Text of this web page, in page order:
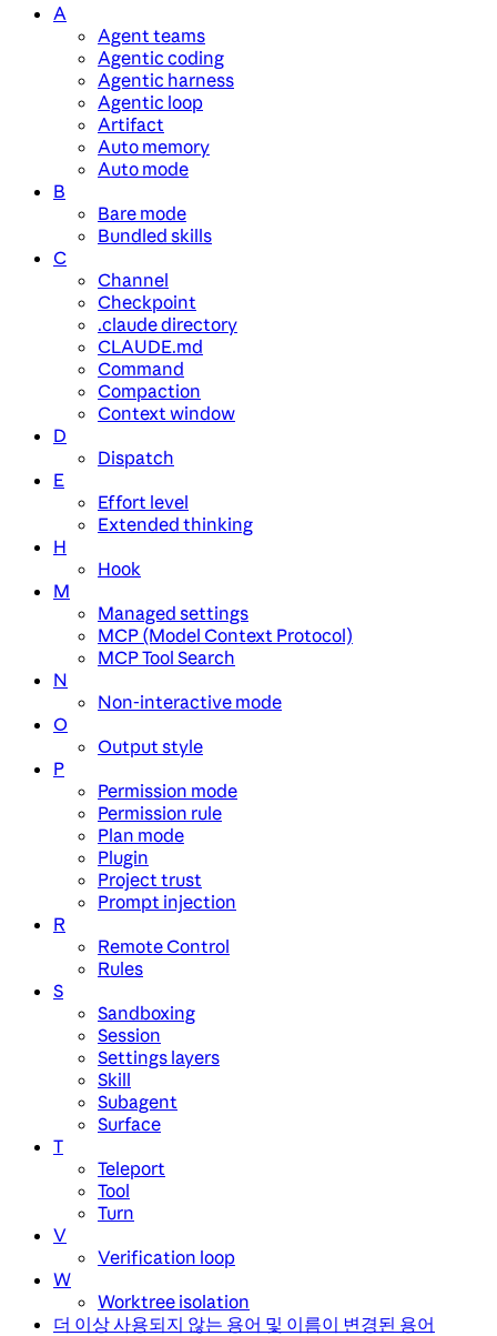
A
Agent teams
Agentic coding
Agentic harness
Agentic loop
Artifact
Auto memory
Auto mode
B
Bare mode
Bundled skills
C
Channel
Checkpoint
.claude directory
CLAUDE.md
Command
Compaction
Context window
D
Dispatch
E
Effort level
Extended thinking
H
Hook
M
Managed settings
MCP (Model Context Protocol)
MCP Tool Search
N
Non-interactive mode
O
Output style
P
Permission mode
Permission rule
Plan mode
Plugin
Project trust
Prompt injection
R
Remote Control
Rules
S
Sandboxing
Session
Settings layers
Skill
Subagent
Surface
T
Teleport
Tool
Turn
V
Verification loop
W
Worktree isolation
더 이상 사용되지 않는 용어 및 이름이 변경된 용어